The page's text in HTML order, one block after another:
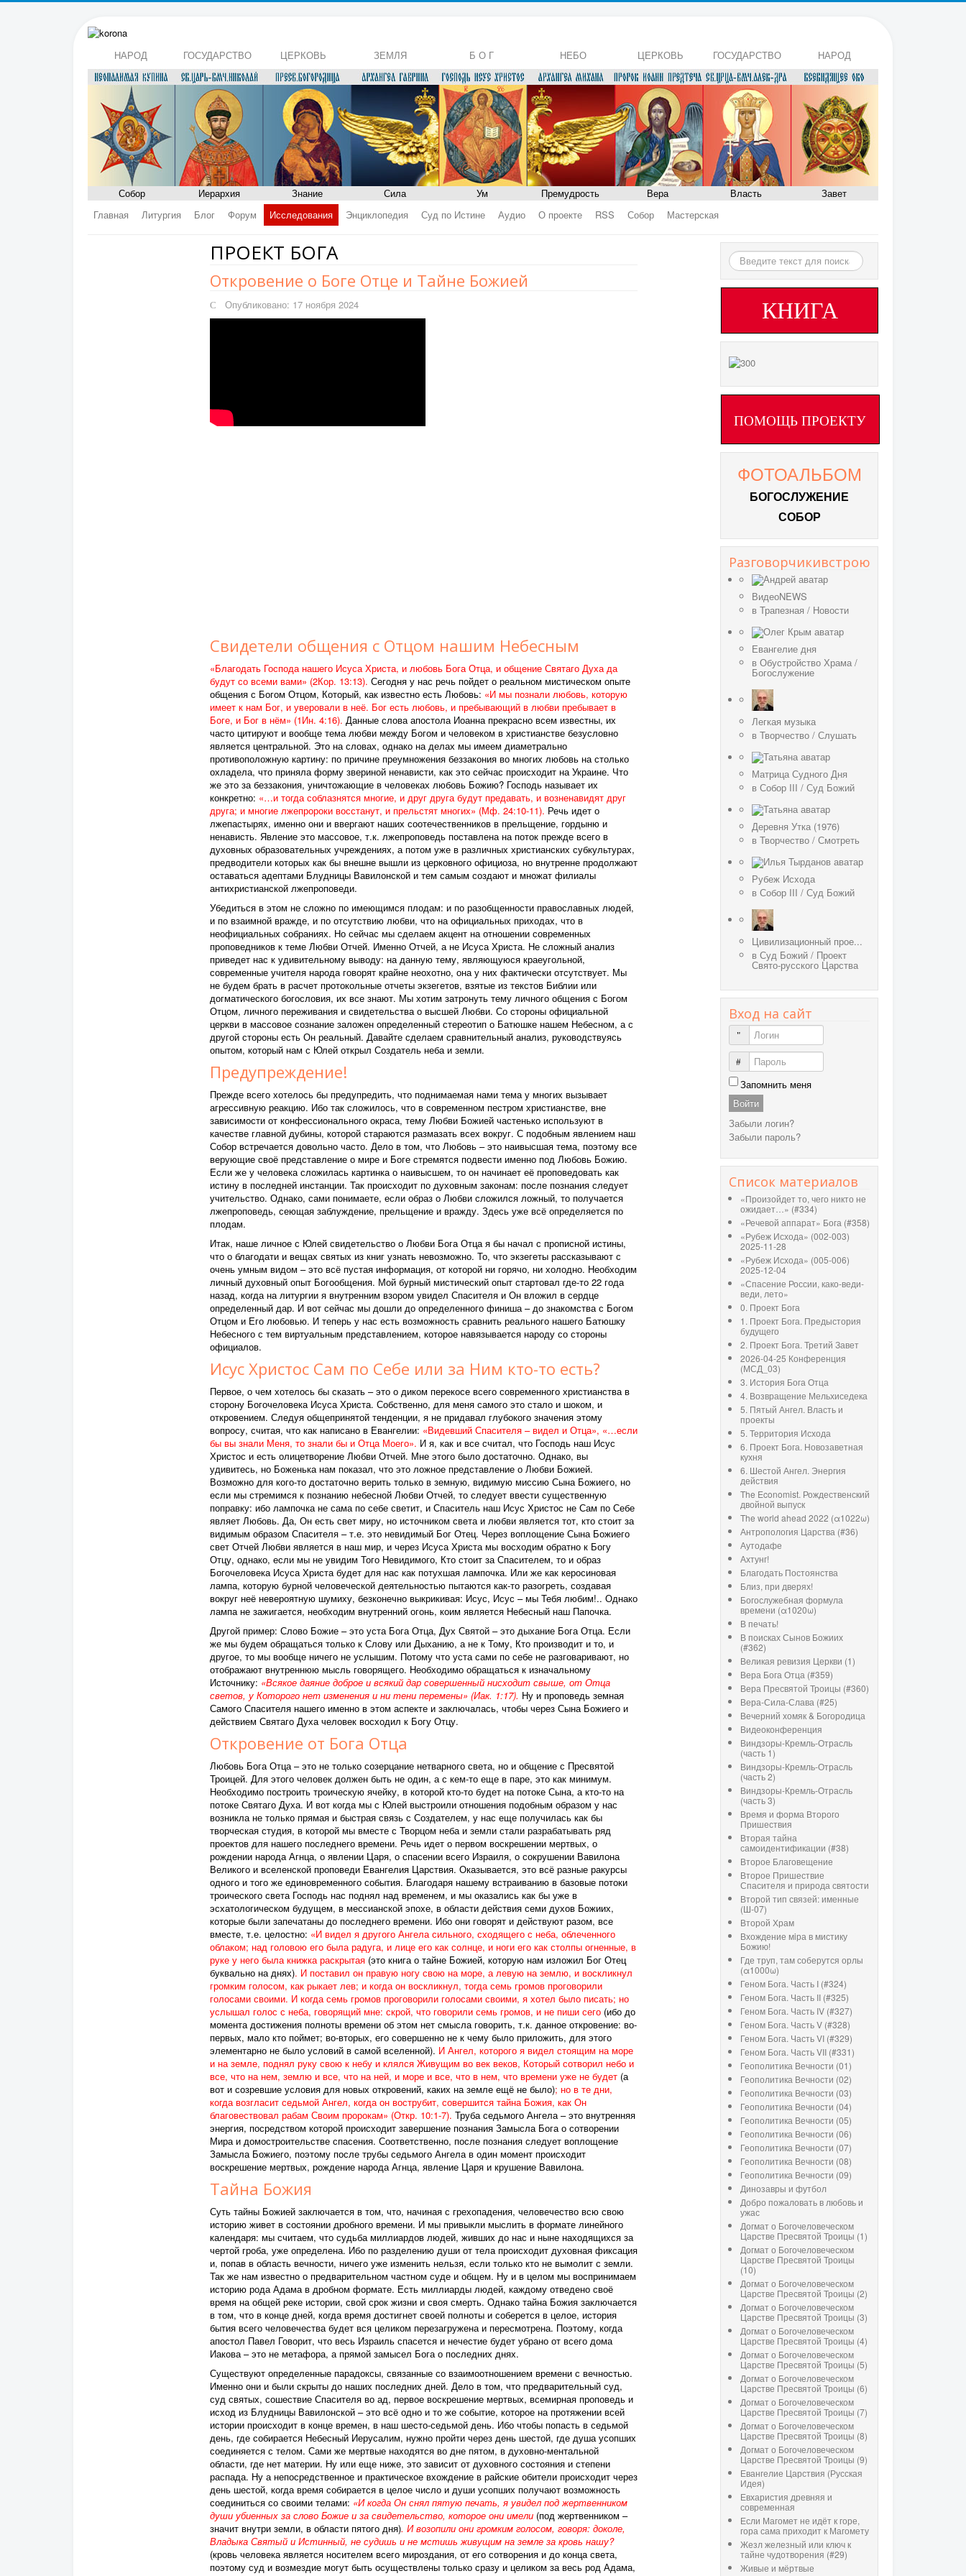
НАРОД ГОСУДАРСТВО ЦЕРКОВЬ ЗЕМЛЯ Б О Г НЕБО ЦЕРКОВЬ ГОСУДАРСТВО НАРОД
Собор Иерархия Знание Сила Ум Премудрость Вера Власть
Завет
Главная
Литургия Блог Форум Исследования Энциклопедия Суд по Истине Аудио О проекте RSS Собор Мастерская
ПРОЕКТ БОГА
Откровение о Боге Отце и Тайне Божией
Опубликовано: 17 ноября 2024
Свидетели общения с Отцом нашим Небесным
«Благодать Господа нашего Исуса Христа, и любовь Бога Отца, и общение Святаго Духа да
будут со всеми вами» (2Кор. 13:13). Сегодня у нас речь пойдет о реальном мистическом опыте
общения с Богом Отцом, Который, как известно есть Любовь: «И мы познали любовь, которую
имеет к нам Бог, и уверовали в неё. Бог есть любовь, и пребывающий в любви пребывает в
Боге, и Бог в нём» (1Ин. 4:16). Данные слова апостола Иоанна прекрасно всем известны, их
часто цитируют и вообще тема любви между Богом и человеком в христианстве безусловно
является центральной. Это на словах, однако на делах мы имеем диаметрально
противоположную картину: по причине преумножения беззакония во многих любовь на столько
охладела, что приняла форму звериной ненависти, как это сейчас происходит на Украине. Что
же это за беззакония, уничтожающие в человеках любовь Божию? Господь называет их
конкретно: «…и тогда соблазнятся многие, и друг друга будут предавать, и возненавидят друг
друга; и многие лжепророки восстанут, и прельстят многих» (Мф. 24:10-11). Речь идет о
лжепастырях, именно они и ввергают наших соотечественников в прельщение, гордыню и
ненависть. Явление это массовое, т.к. лжепроповедь поставлена на поток прежде всего в
духовных образовательных учреждениях, а потом уже в различных христианских субкультурах,
предводители которых как бы внешне вышли из церковного официоза, но внутренне продолжают
оставаться адептами Блудницы Вавилонской и тем самым создают и множат филиалы
антихристианской лжепроповеди.
Убедиться в этом не сложно по имеющимся плодам: и по разобщенности православных людей,
и по взаимной вражде, и по отсутствию любви, что на официальных приходах, что в
неофициальных собраниях. Но сейчас мы сделаем акцент на отношении современных
проповедников к теме Любви Отчей. Именно Отчей, а не Исуса Христа. Не сложный анализ
приведет нас к удивительному выводу: на данную тему, являющуюся краеугольной,
современные учителя народа говорят крайне неохотно, она у них фактически отсутствует. Мы
не будем брать в расчет протокольные отчеты экзегетов, взятые из текстов Библии или
догматического богословия, их все знают. Мы хотим затронуть тему личного общения с Богом
Отцом, личного переживания и свидетельства о высшей Любви. Со стороны официальной
церкви в массовое сознание заложен определенный стереотип о Батюшке нашем Небесном, а с
другой стороны есть Он реальный. Давайте сделаем сравнительный анализ, руководствуясь
опытом, который нам с Юлей открыл Создатель неба и земли.
Предупреждение!
Прежде всего хотелось бы предупредить, что поднимаемая нами тема у многих вызывает
агрессивную реакцию. Ибо так сложилось, что в современном пестром христианстве, вне
зависимости от конфессионального окраса, тему Любви Божией частенько используют в
качестве главной дубины, которой стараются размазать всех вокруг. С подобным явлением наш
Собор встречается довольно часто. Дело в том, что Любовь – это наивысшая тема, поэтому все
верующие своё представление о мире и Боге стремятся подвести именно под Любовь Божию.
Если же у человека сложилась картинка о наивысшем, то он начинает её проповедовать как
истину в последней инстанции. Так происходит по духовным законам: после познания следует
учительство. Однако, сами понимаете, если образ о Любви сложился ложный, то получается
лжепроповедь, сеющая заблуждение, прельщение и вражду. Здесь уже всё определяется по
плодам.
Итак, наше личное с Юлей свидетельство о Любви Бога Отца я бы начал с прописной истины,
что о благодати и вещах святых из книг узнать невозможно. То, что экзегеты рассказывают с
очень умным видом – это всё пустая информация, от которой ни горячо, ни холодно. Необходим
личный духовный опыт Богообщения. Мой бурный мистический опыт стартовал где-то 22 года
назад, когда на литургии я внутренним взором увидел Спасителя и Он вложил в сердце
определенный дар. И вот сейчас мы дошли до определенного финиша – до знакомства с Богом
Отцом и Его любовью. И теперь у нас есть возможность сравнить реального нашего Батюшку
Небесного с тем виртуальным представлением, которое навязывается народу со стороны
официалов.
Исус Христос Сам по Себе или за Ним кто-то есть?
Первое, о чем хотелось бы сказать – это о диком перекосе всего современного христианства в
сторону Богочеловека Исуса Христа. Собственно, для меня самого это стало и шоком, и
откровением. Следуя общепринятой тенденции, я не придавал глубокого значения этому
вопросу, считая, что как написано в Евангелии: «Видевший Спасителя – видел и Отца», «…если
бы вы знали Меня, то знали бы и Отца Моего». И я, как и все считал, что Господь наш Исус
Христос и есть олицетворение Любви Отчей. Мне этого было достаточно. Однако, вы
удивитесь, но Боженька нам показал, что это ложное представление о Любви Божией.
Возможно для кого-то достаточно верить только в земную, видимую миссию Сына Божиего, но
если мы стремимся к познанию небесной Любви Отчей, то следует ввести существенную
поправку: ибо лампочка не сама по себе светит, и Спаситель наш Исус Христос не Сам по Себе
являет Любовь. Да, Он есть свет миру, но источником света и любви является тот, кто стоит за
видимым образом Спасителя – т.е. это невидимый Бог Отец. Через воплощение Сына Божиего
свет Отчей Любви является в наш мир, и через Исуса Христа мы восходим обратно к Богу
Отцу, однако, если мы не увидим Того Невидимого, Кто стоит за Спасителем, то и образ
Богочеловека Исуса Христа будет для нас как потухшая лампочка. Или же как керосиновая
лампа, которую бурной человеческой деятельностью пытаются как-то разогреть, создавая
вокруг неё невероятную шумиху, безконечно выкрикивая: Исус, Исус – мы Тебя любим!.. Однако
лампа не зажигается, необходим внутренний огонь, коим является Небесный наш Папочка.
Другой пример: Слово Божие – это уста Бога Отца, Дух Святой – это дыхание Бога Отца. Если
же мы будем обращаться только к Слову или Дыханию, а не к Тому, Кто производит и то, и
другое, то мы вообще ничего не услышим. Потому что уста сами по себе не разговаривают, но
отображают внутреннюю мысль говорящего. Необходимо обращаться к изначальному
Источнику: «Всякое даяние доброе и всякий дар совершенный нисходит свыше, от Отца
светов, у Которого нет изменения и ни тени перемены» (Иак. 1:17). Ну и проповедь земная
Самого Спасителя нашего именно в этом аспекте и заключалась, чтобы через Сына Божиего и
действием Святаго Духа человек восходил к Богу Отцу.
Откровение от Бога Отца
Любовь Бога Отца – это не только созерцание нетварного света, но и общение с Пресвятой
Троицей. Для этого человек должен быть не один, а с кем-то еще в паре, это как минимум.
Необходимо построить троическую ячейку, в которой кто-то будет на потоке Сына, а кто-то на
потоке Святаго Духа. И вот когда мы с Юлей выстроили отношения подобным образом у нас
возникла не только прямая и быстрая связь с Создателем, у нас еще получилась как бы
творческая студия, в которой мы вместе с Творцом неба и земли стали разрабатывать ряд
проектов для нашего последнего времени. Речь идет о первом воскрешении мертвых, о
рождении народа Агнца, о явлении Царя, о спасении всего Израиля, о сокрушении Вавилона
Великого и вселенской проповеди Евангелия Царствия. Оказывается, это всё разные ракурсы
одного и того же единовременного события. Благодаря нашему встраиванию в базовые потоки
троического света Господь нас поднял над временем, и мы оказались как бы уже в
эсхатологическом будущем, в мессианской эпохе, в области действия семи духов Божиих,
которые были запечатаны до последнего времени. Ибо они говорят и действуют разом, все
вместе, т.е. целостно: «И видел я другого Ангела сильного, сходящего с неба, облеченного
облаком; над головою его была радуга, и лице его как солнце, и ноги его как столпы огненные, в
руке у него была книжка раскрытая (это книга о тайне Божией, которую нам изложил Бог Отец
буквально на днях). И поставил он правую ногу свою на море, а левую на землю, и воскликнул
громким голосом, как рыкает лев; и когда он воскликнул, тогда семь громов проговорили
голосами своими. И когда семь громов проговорили голосами своими, я хотел было писать; но
услышал голос с неба, говорящий мне: скрой, что говорили семь громов, и не пиши сего (ибо до
момента достижения полноты времени об этом нет смысла говорить, т.к. данное откровение: во-
первых, мало кто поймет; во-вторых, его совершенно не к чему было приложить, для этого
элементарно не было условий в самой вселенной). И Ангел, которого я видел стоящим на море
и на земле, поднял руку свою к небу и клялся Живущим во век веков, Который сотворил небо и
все, что на нем, землю и все, что на ней, и море и все, что в нем, что времени уже не будет (а
вот и созревшие условия для новых откровений, каких на земле ещё не было); но в те дни,
когда возгласит седьмой Ангел, когда он вострубит, совершится тайна Божия, как Он
благовествовал рабам Своим пророкам» (Откр. 10:1-7). Труба седьмого Ангела – это внутренняя
энергия, посредством которой происходит завершение познания Замысла Бога о сотворении
Мира и домостроительстве спасения. Соответственно, после познания следует воплощение
Замысла Божиего, поэтому после трубы седьмого Ангела в один момент происходит
воскрешение мертвых, рождение народа Агнца, явление Царя и крушение Вавилона.
Тайна Божия
Суть тайны Божией заключается в том, что, начиная с грехопадения, человечество всю свою
историю живет в состоянии дробного времени. И мы привыкли мыслить в формате линейного
календаря: мы считаем, что судьба миллиардов людей, живших до нас и ныне находящихся за
чертой гроба, уже определена. Ибо по разделению души от тела происходит духовная фиксация
и, попав в область вечности, ничего уже изменить нельзя, если только кто не вымолит с земли.
Так же нам известно о предварительном частном суде и общем. Ну и в целом мы воспринимаем
историю рода Адама в дробном формате. Есть миллиарды людей, каждому отведено своё
время на общей реке истории, свой срок жизни и своя смерть. Однако тайна Божия заключается
в том, что в конце дней, когда время достигнет своей полноты и соберется в целое, история
бытия всего человечества будет вся целиком перезагружена и пересмотрена. Поэтому, когда
апостол Павел Говорит, что весь Израиль спасется и нечестие будет убрано от всего дома
Иакова – это не метафора, а прямой замысел Бога о последних днях.
Существуют определенные парадоксы, связанные со взаимоотношением времени с вечностью.
Именно они и были скрыты до наших последних дней. Дело в том, что предварительный суд,
суд святых, сошествие Спасителя во ад, первое воскрешение мертвых, всемирная проповедь и
исход из Блудницы Вавилонской – это всё одно и то же событие, которое на протяжении всей
истории происходит в конце времен, в наш шесто-седьмой день. Ибо чтобы попасть в седьмой
день, где собирается Небесный Иерусалим, нужно пройти через день шестой, где душа усопших
соединяется с телом. Сами же мертвые находятся во дне пятом, в духовно-ментальной
области, где нет материи. Ну или еще ниже, это зависит от духовного состояния и степени
распада. Ну а непосредственное и практическое вхождение в райские обители происходит через
день шестой, когда время собирается в целое число и души усопших получают возможность
соединиться со своими телами: «И когда Он снял пятую печать, я увидел под жертвенником
души убиенных за слово Божие и за свидетельство, которое они имели (под жертвенником –
значит внутри земли, в области пятого дня). И возопили они громким голосом, говоря: доколе,
Владыка Святый и Истинный, не судишь и не мстишь живущим на земле за кровь нашу?
(кровь человека является носителем всего мироздания, от его сотворения и до конца света,
поэтому суд и возмездие могут быть осуществлены только сразу и целиком за весь род Адама,
Искать...
КНИГА
ПОМОЩЬ ПРОЕКТУ
ФОТОАЛЬБОМ
БОГОСЛУЖЕНИЕ
СОБОР
Разговорчикивстрою
ВидеоNEWS
в Трапезная / Новости
Евангелие дня
в Обустройство Храма /
Богослужение
Легкая музыка
в Творчество / Слушать
Матрица Судного Дня
в Собор III / Суд Божий
Деревня Утка (1976)
в Творчество / Смотреть
Рубеж Исхода
в Собор III / Суд Божий
Цивилизационный прое...
в Суд Божий / Проект
Свято-русского Царства
Вход на сайт
Логин
Пароль
Запомнить меня
Войти
Забыли логин?
Забыли пароль?
Список материалов
«Произойдет то, чего никто не
ожидает…» (#334)
«Речевой аппарат» Бога (#358)
«Рубеж Исхода» (002-003)
2025-11-28
«Рубеж Исхода» (005-006)
2025-12-04
«Спасение России, како-веди-
веди, лето»
0. Проект Бога
1. Проект Бога. Предыстория
будущего
2. Проект Бога. Третий Завет
2026-04-25 Конференция
(МСД_03)
3. История Бога Отца
4. Возвращение Мельхиседека
5. Пятый Ангел. Власть и
проекты
5. Территория Исхода
6. Проект Бога. Новозаветная
кухня
6. Шестой Ангел. Энергия
действия
The Economist. Рождественский
двойной выпуск
The world ahead 2022 (α1022ω)
Антропология Царства (#36)
Аутодафе
Ахтунг!
Благодать Постоянства
Близ, при дверях!
Богослужебная формула
времени (α1020ω)
В печать!
В поисках Сынов Божиих
(#362)
Великая ревизия Церкви (1)
Вера Бога Отца (#359)
Вера Пресвятой Троицы (#360)
Вера-Сила-Слава (#25)
Вечерний хомяк & Богородица
Видеоконференция
Виндзоры-Кремль-Отрасль
(часть 1)
Виндзоры-Кремль-Отрасль
(часть 2)
Виндзоры-Кремль-Отрасль
(часть 3)
Время и форма Второго
Пришествия
Вторая тайна
самоидентификации (#38)
Второе Благовещение
Второе Пришествие
Спасителя и природа святости
Второй тип связей: именные
(Ш-07)
Второй Храм
Вхождение мiра в мистику
Божию!
Где труп, там соберутся орлы
(α1000ω)
Геном Бога. Часть I (#324)
Геном Бога. Часть II (#325)
Геном Бога. Часть IV (#327)
Геном Бога. Часть V (#328)
Геном Бога. Часть VI (#329)
Геном Бога. Часть VII (#331)
Геополитика Вечности (01)
Геополитика Вечности (02)
Геополитика Вечности (03)
Геополитика Вечности (04)
Геополитика Вечности (05)
Геополитика Вечности (06)
Геополитика Вечности (07)
Геополитика Вечности (08)
Геополитика Вечности (09)
Динозавры и футбол
Добро пожаловать в любовь и
ужас
Догмат о Богочеловеческом
Царстве Пресвятой Троицы (1)
Догмат о Богочеловеческом
Царстве Пресвятой Троицы
(10)
Догмат о Богочеловеческом
Царстве Пресвятой Троицы (2)
Догмат о Богочеловеческом
Царстве Пресвятой Троицы (3)
Догмат о Богочеловеческом
Царстве Пресвятой Троицы (4)
Догмат о Богочеловеческом
Царстве Пресвятой Троицы (5)
Догмат о Богочеловеческом
Царстве Пресвятой Троицы (6)
Догмат о Богочеловеческом
Царстве Пресвятой Троицы (7)
Догмат о Богочеловеческом
Царстве Пресвятой Троицы (8)
Догмат о Богочеловеческом
Царстве Пресвятой Троицы (9)
Евангелие Царствия (Русская
Идея)
Евхаристия древняя и
современная
Если Магомет не идёт к горе,
гора сама приходит к Магомету
Жезл железный или ключ к
тайне чудотворения (#29)
Живые и мёртвые